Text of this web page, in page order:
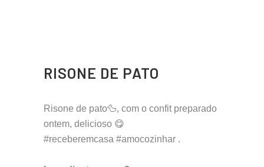
RISONE DE PATO
Risone de pato🦆, com o confit preparado
ontem, delicioso 😋
#receberemcasa #amocozinhar .